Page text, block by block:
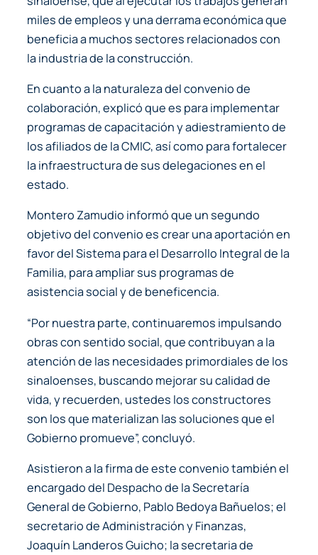
miles de empleos y una derrama económica que
beneficia a muchos sectores relacionados con
la industria de la construcción.
En cuanto a la naturaleza del convenio de
colaboración, explicó que es para implementar
programas de capacitación y adiestramiento de
los afiliados de la CMIC, así como para fortalecer
la infraestructura de sus delegaciones en el
estado.
Montero Zamudio informó que un segundo
objetivo del convenio es crear una aportación en
favor del Sistema para el Desarrollo Integral de la
Familia, para ampliar sus programas de
asistencia social y de beneficencia.
“Por nuestra parte, continuaremos impulsando
obras con sentido social, que contribuyan a la
atención de las necesidades primordiales de los
sinaloenses, buscando mejorar su calidad de
vida, y recuerden, ustedes los constructores
son los que materializan las soluciones que el
Gobierno promueve”, concluyó.
Asistieron a la firma de este convenio también el
encargado del Despacho de la Secretaría
General de Gobierno, Pablo Bedoya Bañuelos; el
secretario de Administración y Finanzas,
Joaquín Landeros Guicho; la secretaria de